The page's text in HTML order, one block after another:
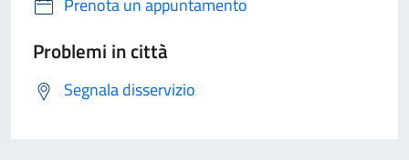
Prenota un appuntamento
Problemi in città
Segnala disservizio